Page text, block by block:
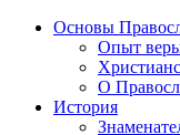
Основы
Опыт
О
История